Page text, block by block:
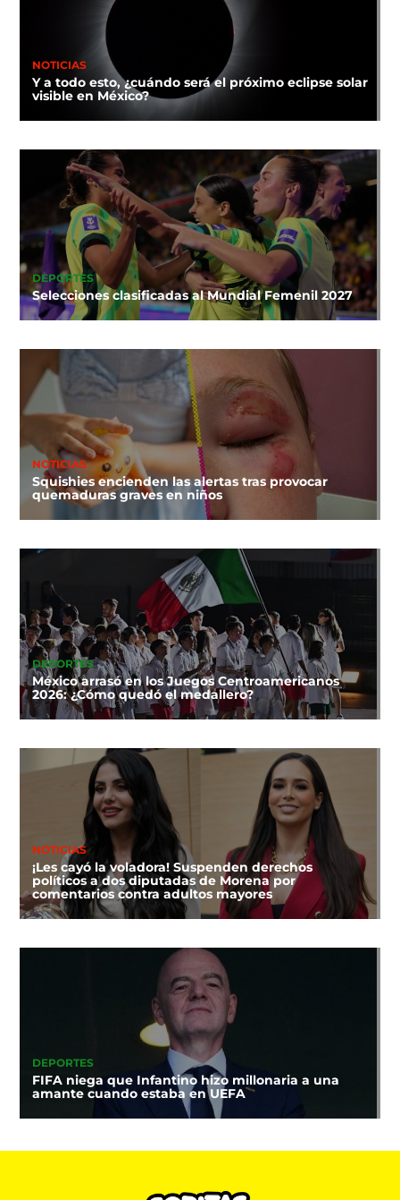
NOTICIAS
Y a todo esto, ¿cuándo será el próximo eclipse solar
visible en México?
DEPORTES
Selecciones clasificadas al Mundial Femenil 2027
NOTICIAS
Squishies encienden las alertas tras provocar
quemaduras graves en niños
DEPORTES
México arrasó en los Juegos Centroamericanos
2026: ¿Cómo quedó el medallero?
NOTICIAS
¡Les cayó la voladora! Suspenden derechos
políticos a dos diputadas de Morena por
comentarios contra adultos mayores
DEPORTES
FIFA niega que Infantino hizo millonaria a una
amante cuando estaba en UEFA